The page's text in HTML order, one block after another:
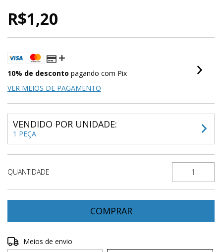
R$1,20
10% de desconto pagando com Pix
VER MEIOS DE PAGAMENTO
VENDIDO POR UNIDADE:
1 PEÇA
QUANTIDADE
Entregas para o CEP:
Meios de envio